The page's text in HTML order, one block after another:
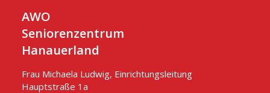
AWO
Seniorenzentrum
Hanauerland
Frau Michaela Ludwig, Einrichtungsleitung
Hauptstraße 1a